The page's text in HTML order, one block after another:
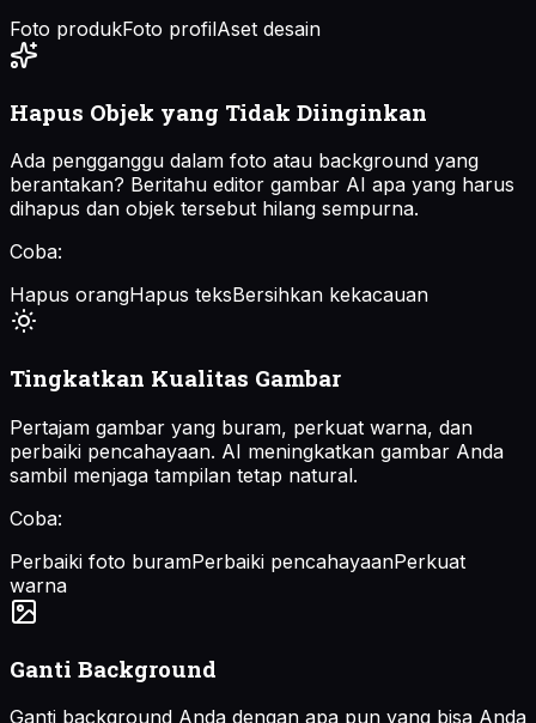
Foto produkFoto profilAset desain
Hapus Objek yang Tidak Diinginkan
Ada pengganggu dalam foto atau background yang
berantakan? Beritahu editor gambar AI apa yang harus
dihapus dan objek tersebut hilang sempurna.
Coba:
Hapus orangHapus teksBersihkan kekacauan
Tingkatkan Kualitas Gambar
Pertajam gambar yang buram, perkuat warna, dan
perbaiki pencahayaan. AI meningkatkan gambar Anda
sambil menjaga tampilan tetap natural.
Coba:
Perbaiki foto buramPerbaiki pencahayaanPerkuat
warna
Ganti Background
Ganti background Anda dengan apa pun yang bisa Anda